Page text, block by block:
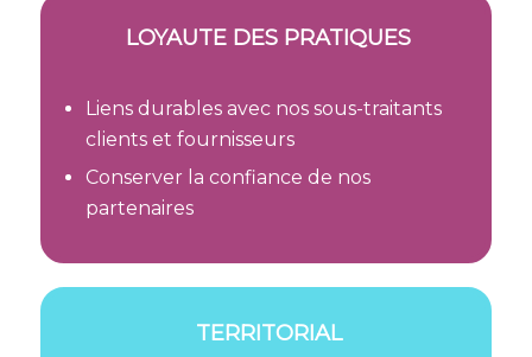
LOYAUTE DES PRATIQUES
Liens durables avec nos sous-traitants
clients et fournisseurs
Conserver la confiance de nos
partenaires
TERRITORIAL